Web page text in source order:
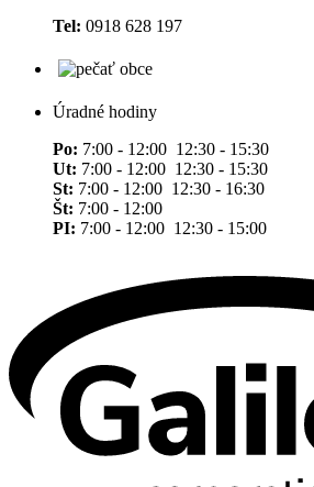
Tel: 0918 628 197
Úradné hodiny
Po: 7:00 - 12:00 12:30 - 15:30
Ut: 7:00 - 12:00 12:30 - 15:30
St: 7:00 - 12:00 12:30 - 16:30
Št: 7:00 - 12:00
PI: 7:00 - 12:00 12:30 - 15:00